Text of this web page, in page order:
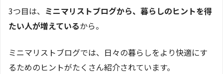
3つ目は、 ミニマリストブログから、暮らしのヒントを得
たい人が増えているから。
ミニマリストブログでは、日々の暮らしをより快適にす
るためのヒントがたくさん紹介されています。